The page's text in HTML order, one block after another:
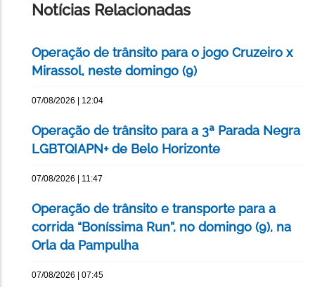
Notícias Relacionadas
Operação de trânsito para o jogo Cruzeiro x
Mirassol, neste domingo (9)
07/08/2026 | 12:04
Operação de trânsito para a 3ª Parada Negra
LGBTQIAPN+ de Belo Horizonte
07/08/2026 | 11:47
Operação de trânsito e transporte para a
corrida “Boníssima Run”, no domingo (9), na
Orla da Pampulha
07/08/2026 | 07:45